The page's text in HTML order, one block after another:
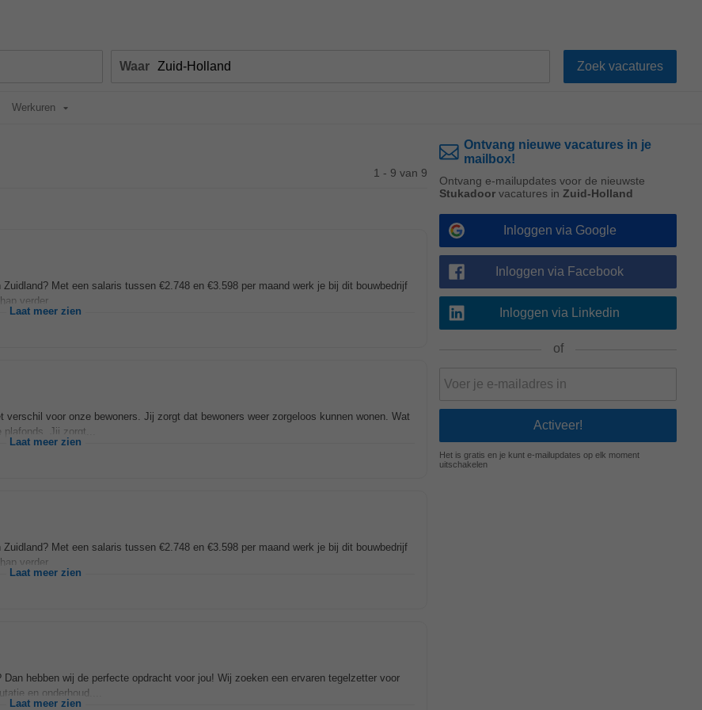
Waar
Werkuren
1 - 9 van 9
Met een salaris tussen €2.748 en €3.598 per maand werk je bij dit bouwbedrijf
verder...
Laat meer zien
verschil voor onze bewoners. Jij zorgt dat bewoners weer zorgeloos kunnen wonen. Wat
Jij zorgt...
Laat meer zien
Met een salaris tussen €2.748 en €3.598 per maand werk je bij dit bouwbedrijf
verder...
Laat meer zien
hebben wij de perfecte opdracht voor jou! Wij zoeken een ervaren tegelzetter voor
en onderhoud....
Laat meer zien
Ontvang nieuwe vacatures in je
mailbox!
Ontvang e-mailupdates voor de nieuwste
Stukadoor vacatures in Zuid-Holland
Inloggen via Google
Inloggen via Facebook
Inloggen via Linkedin
of
Het is gratis en je kunt e-mailupdates op elk moment
uitschakelen